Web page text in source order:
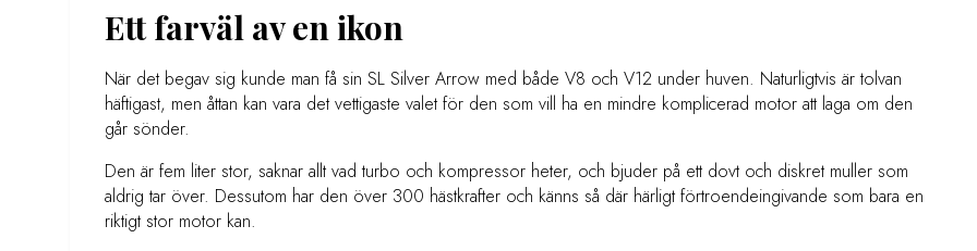
Ett farväl av en ikon
När det begav sig kunde man få sin SL Silver Arrow med både V8 och V12 under huven. Naturligtvis är tolvan
häftigast, men åttan kan vara det vettigaste valet för den som vill ha en mindre komplicerad motor att laga om den
går sönder.
Den är fem liter stor, saknar allt vad turbo och kompressor heter, och bjuder på ett dovt och diskret muller som
aldrig tar över. Dessutom har den över 300 hästkrafter och känns så där härligt förtroendeingivande som bara en
riktigt stor motor kan.